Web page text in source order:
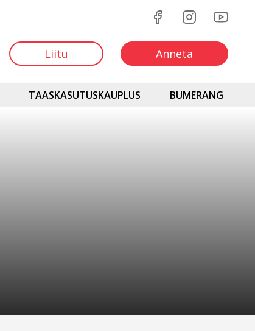
Liitu Anneta
TAASKASUTUSKAUPLUS BUMERANG